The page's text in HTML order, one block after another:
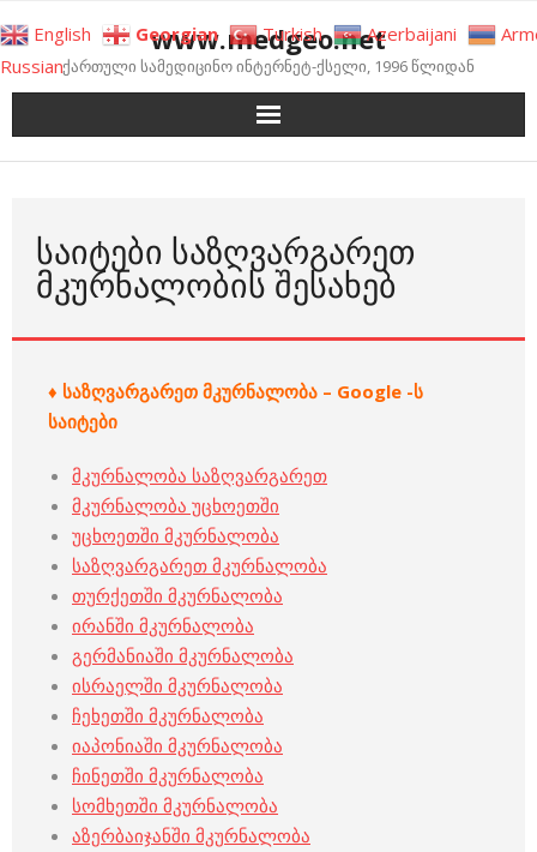
to
content
www.medgeo.net
ქართული სამედიცინო ინტერნეტ-ქსელი, 1996 წლიდან
ᲡᲐᲘᲢᲔᲑᲘ ᲡᲐᲖᲦᲕᲐᲠᲒᲐᲠᲔᲗ
ᲛᲙᲣᲠᲜᲐᲚᲝᲑᲘᲡ ᲨᲔᲡᲐᲮᲔᲑ
♦ საზღვარგარეთ მკურნალობა – Google -ს
საიტები
მკურნალობა საზღვარგარეთ
მკურნალობა უცხოეთში
უცხოეთში მკურნალობა
საზღვარგარეთ მკურნალობა
თურქეთში მკურნალობა
ირანში მკურნალობა
გერმანიაში მკურნალობა
ისრაელში მკურნალობა
ჩეხეთში მკურნალობა
იაპონიაში მკურნალობა
ჩინეთში მკურნალობა
სომხეთში მკურნალობა
აზერბაიჯანში მკურნალობა
English Georgian Turkish Azerbaijani
Russian